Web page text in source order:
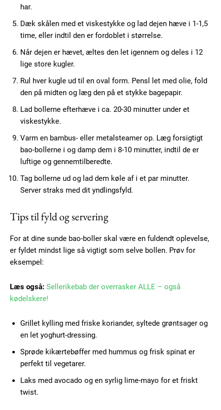
Subscription Plans
Free limited access
Gratis / forever
Etiam est nibh, lobortis sit
Praesent euismod ac
Nullam eu erat condimentum
Donec quis est ac felis
Orci varius natoque dolor
har.
Dæk skålen med et viskestykke og lad dejen hæve i 1-1,5
time, eller indtil den er fordoblet i størrelse.
Når dejen er hævet, æltes den let igennem og deles i 12
lige store kugler.
Rul hver kugle ud til en oval form. Pensl let med olie, fold
den på midten og læg den på et stykke bagepapir.
Lad bollerne efterhæve i ca. 20-30 minutter under et
viskestykke.
Varm en bambus- eller metalsteamer op. Læg forsigtigt
bao-bollerne i og damp dem i 8-10 minutter, indtil de er
luftige og gennemtilberedte.
Tag bollerne ud og lad dem køle af i et par minutter.
Server straks med dit yndlingsfyld.
Tips til fyld og servering
For at dine sunde bao-boller skal være en fuldendt oplevelse,
er fyldet mindst lige så vigtigt som selve bollen. Prøv for
eksempel:
Læs også: Sellerikebab der overrasker ALLE – også
kødelskere!
Grillet kylling med friske koriander, syltede grøntsager og
en let yoghurt-dressing.
Sprøde kikærtebøffer med hummus og frisk spinat er
perfekt til vegetarer.
Laks med avocado og en syrlig lime-mayo for et friskt
twist.